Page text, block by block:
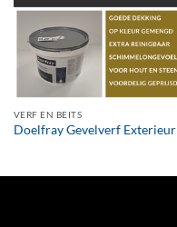
VERF EN BEITS
Doelfray Gevelverf Exterieur